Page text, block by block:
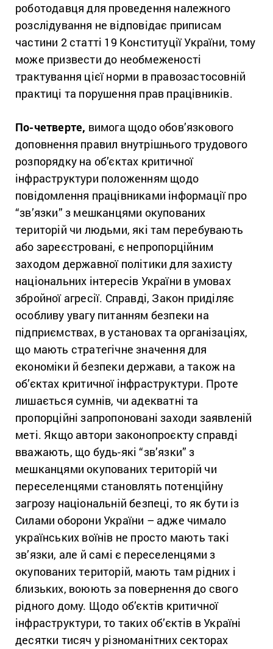
роботодавця для проведення належного
розслідування не відповідає приписам
частини 2 статті 19 Конституції України, тому
може призвести до необмеженості
трактування цієї норми в правозастосовній
практиці та порушення прав працівників.
По-четверте, вимога щодо обов’язкового
доповнення правил внутрішнього трудового
розпорядку на об’єктах критичної
інфраструктури положенням щодо
повідомлення працівниками інформації про
“зв’язки” з мешканцями окупованих
територій чи людьми, які там перебувають
або зареєстровані, є непропорційним
заходом державної політики для захисту
національних інтересів України в умовах
збройної агресії. Справді, Закон приділяє
особливу увагу питанням безпеки на
підприємствах, в установах та організаціях,
що мають стратегічне значення для
економіки й безпеки держави, а також на
об’єктах критичної інфраструктури. Проте
лишається сумнів, чи адекватні та
пропорційні запропоновані заходи заявленій
меті. Якщо автори законопроєкту справді
вважають, що будь-які “зв’язки” з
мешканцями окупованих територій чи
переселенцями становлять потенційну
загрозу національній безпеці, то як бути із
Силами оборони України – адже чимало
українських воїнів не просто мають такі
зв’язки, але й самі є переселенцями з
окупованих територій, мають там рідних і
близьких, воюють за повернення до свого
рідного дому. Щодо об’єктів критичної
інфраструктури, то таких об’єктів в Україні
десятки тисяч у різноманітних секторах